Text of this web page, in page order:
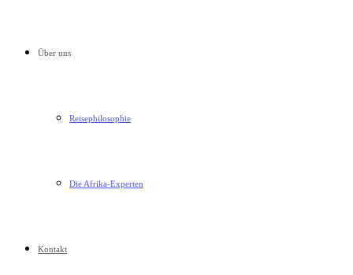
Über uns
Reisephilosophie
Die Afrika-Experten
Kontakt